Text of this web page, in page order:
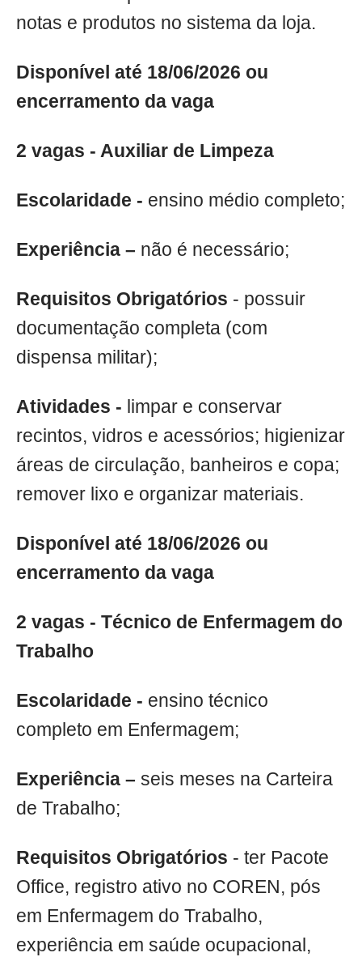
notas e produtos no sistema da loja.
Disponível até 18/06/2026 ou
encerramento da vaga
2 vagas - Auxiliar de Limpeza
Escolaridade - ensino médio completo;
Experiência – não é necessário;
Requisitos Obrigatórios - possuir
documentação completa (com
dispensa militar);
Atividades - limpar e conservar
recintos, vidros e acessórios; higienizar
áreas de circulação, banheiros e copa;
remover lixo e organizar materiais.
Disponível até 18/06/2026 ou
encerramento da vaga
2 vagas - Técnico de Enfermagem do
Trabalho
Escolaridade - ensino técnico
completo em Enfermagem;
Experiência – seis meses na Carteira
de Trabalho;
Requisitos Obrigatórios - ter Pacote
Office, registro ativo no COREN, pós
em Enfermagem do Trabalho,
experiência em saúde ocupacional,